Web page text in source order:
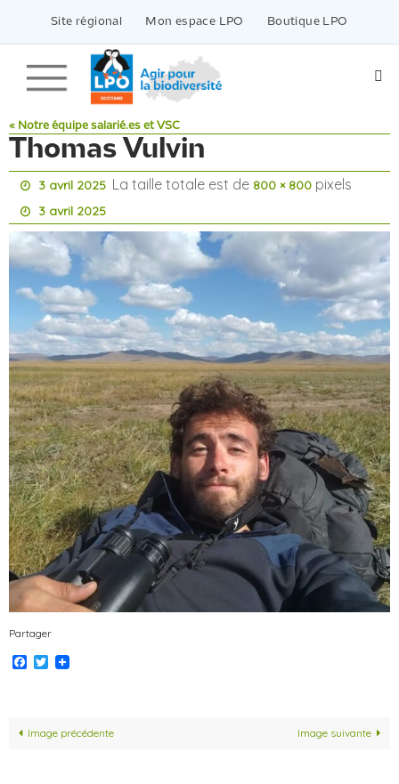
contenu
Site régional Mon espace LPO Boutique LPO
« Notre équipe salarié.es et VSC
Thomas Vulvin
3 avril 2025 La taille totale est de 800 × 800 pixels
3 avril 2025
Partager
Facebook
Twitter
Image précédente Image suivante